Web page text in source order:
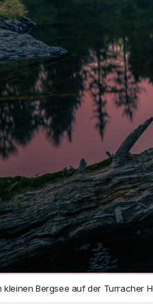
kleinen Bergsee auf der Turracher